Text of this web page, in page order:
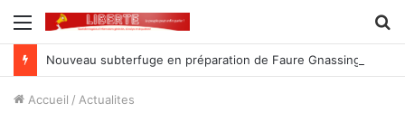
Menu
Accueil / Actualites